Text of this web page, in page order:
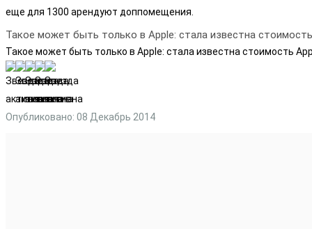
еще для 1300 арендуют доппомещения.
Такое может быть только в Apple: стала известна
Такое может быть только в Apple: стала известна стоимость
Опубликовано: 08 Декабрь 2014